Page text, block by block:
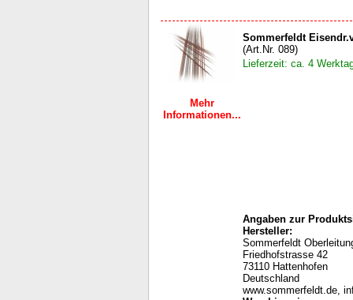
Mehr
Informationen...
Sommerfeldt
(Art.Nr. 089)
Lieferzeit: ca. 4
Angaben zur
Hersteller:
Sommerfeldt
Friedhofstrasse 42
73110 Hattenhofen
Deutschland
www.sommerfeldt.de,